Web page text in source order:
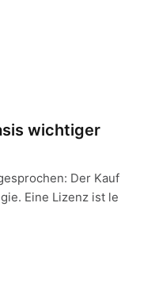
wichtiger
Der Kauf
Eine Lizenz ist le